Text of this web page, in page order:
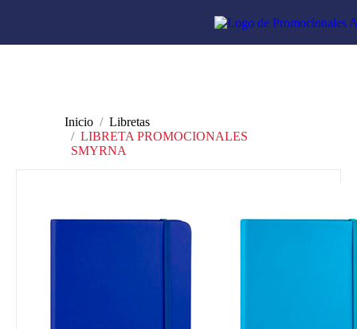
Inicio
Libretas
LIBRETA PROMOCIONALES
SMYRNA